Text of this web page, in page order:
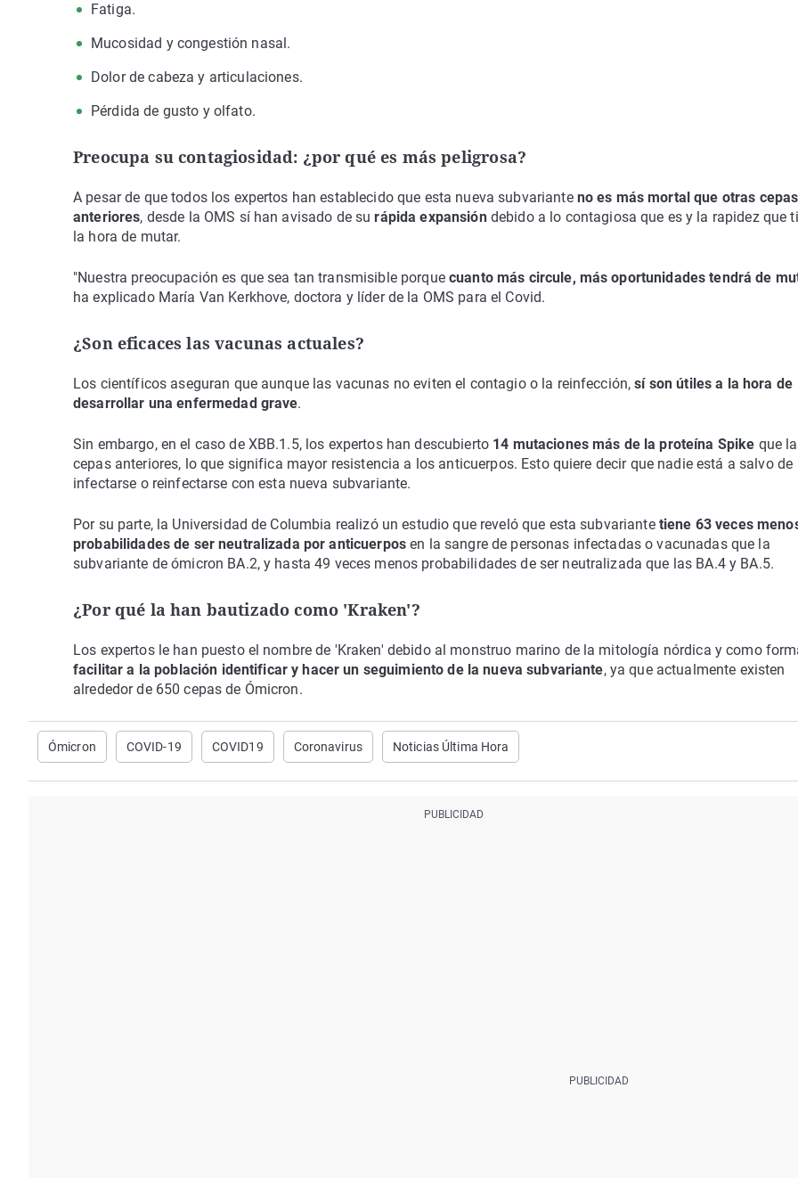
Fatiga.
Mucosidad y congestión nasal.
Dolor de cabeza y articulaciones.
Pérdida de gusto y olfato.
Preocupa su contagiosidad: ¿por qué es más peligrosa?
A pesar de que todos los expertos han establecido que esta nueva subvarianteno es más mortal que otras cepas
anteriores, desde la OMS sí han avisado de su rápida expansión debido a lo contagiosa que es y la rapidez que
la hora de mutar.
"Nuestra preocupación es que sea tan transmisible porque cuanto más circule, más oportunidades tendrá de
ha explicado María Van Kerkhove, doctora y líder de la OMS para el Covid.
¿Son eficaces las vacunas actuales?
Los científicos aseguran que aunque las vacunas no eviten el contagio o la reinfección,sí son útiles a la hora de
desarrollar una enfermedad grave.
Sin embargo, en el caso de XBB.1.5, los expertos han descubierto 14 mutaciones más de la proteína Spike que
cepas anteriores, lo que significa mayor resistencia a los anticuerpos. Esto quiere decir que nadie está a salvo de
infectarse o reinfectarse con esta nueva subvariante.
Por su parte, la Universidad de Columbia realizó un estudio que reveló que esta subvariante tiene 63 veces
probabilidades de ser neutralizada por anticuerpos en la sangre de personas infectadas o vacunadas que la
subvariante de ómicron BA.2, y hasta 49 veces menos probabilidades de ser neutralizada que las BA.4 y BA.5.
¿Por qué la han bautizado como 'Kraken'?
Los expertos le han puesto el nombre de 'Kraken' debido al monstruo marino de la mitología nórdica y como
facilitar a la población identificar y hacer un seguimiento de la nueva subvariante, ya que actualmente existen
alrededor de 650 cepas de Ómicron.
Ómicron COVID-19 COVID19 Coronavirus Noticias Última Hora